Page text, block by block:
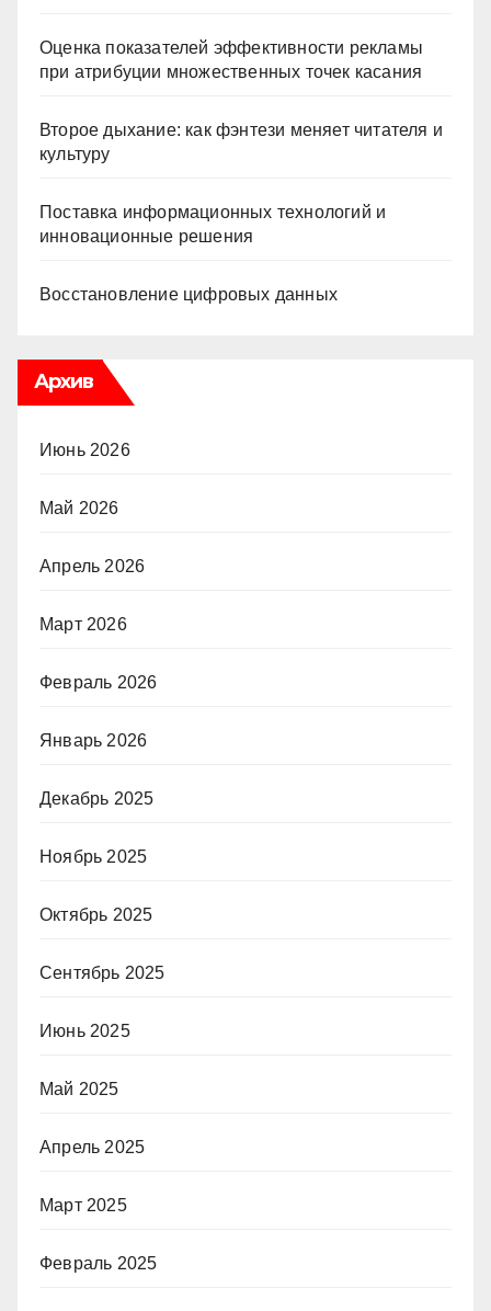
Оценка показателей эффективности рекламы
при атрибуции множественных точек касания
Второе дыхание: как фэнтези меняет читателя и
культуру
Поставка информационных технологий и
инновационные решения
Восстановление цифровых данных
Архив
Июнь 2026
Май 2026
Апрель 2026
Март 2026
Февраль 2026
Январь 2026
Декабрь 2025
Ноябрь 2025
Октябрь 2025
Сентябрь 2025
Июнь 2025
Май 2025
Апрель 2025
Март 2025
Февраль 2025